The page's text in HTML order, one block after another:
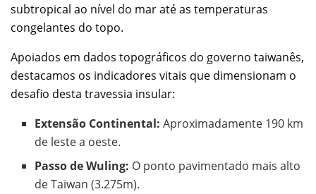
subtropical ao nível do mar até as temperaturas
congelantes do topo.
Apoiados em dados topográficos do governo taiwanês,
destacamos os indicadores vitais que dimensionam o
desafio desta travessia insular:
Extensão Continental: Aproximadamente 190 km
de leste a oeste.
Passo de Wuling: O ponto pavimentado mais alto
de Taiwan (3.275m).